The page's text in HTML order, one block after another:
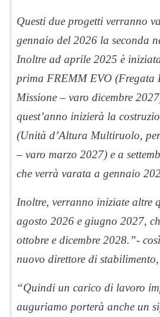
Questi due progetti verranno
gennaio del 2026 la seconda
Inoltre ad aprile 2025 è
prima FREMM EVO (Fregata
Missione – varo dicembre
quest’anno inizierà la
(Unità d’Altura Multiruolo,
– varo marzo 2027) e a
che verrà varata a gennaio
Inoltre, verranno iniziate altre
agosto 2026 e giugno 2027,
ottobre e dicembre 2028.”-
nuovo direttore di
“Quindi un carico di lavoro
auguriamo porterà anche un